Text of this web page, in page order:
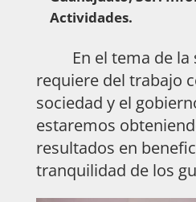
Actividades.
En el tema de
requiere del trabajo
sociedad y el
estaremos
resultados en
tranquilidad de los